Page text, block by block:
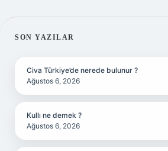
SIDEBAR
SON YAZILAR
Civa Türkiye’de nerede bulunur ?
Ağustos 6, 2026
Kullı ne demek ?
Ağustos 6, 2026